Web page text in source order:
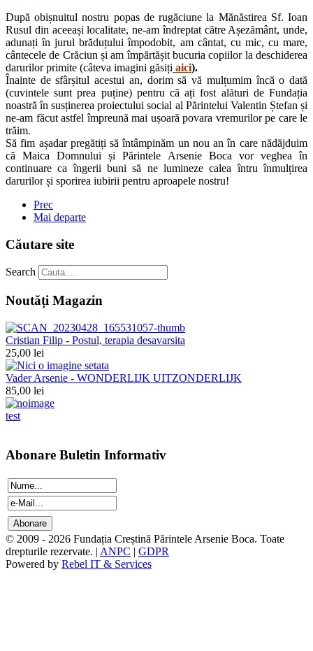
După obișnuitul nostru popas de rugăciune la Mănăstirea Sf. Ioan
Rusul din aceeași localitate, ne-am îndreptat către Așezământ, unde,
adunați în jurul brăduțului împodobit, am cântat, cu mic, cu mare,
cântecele de Crăciun și am împărtășit bucuria copiilor la deschiderea
darurilor primite (câteva imagini găsiți aici).
Înainte de sfârșitul acestui an, dorim să vă mulțumim încă o dată
(cuvintele sunt prea puține) pentru că ați fost alături de Fundația
noastră în susținerea proiectului social al Părintelui Valentin Ștefan și
ne-am făcut astfel împreună mai ușoară povara vremurilor pe care le
trăim.
Să fim așadar pregătiți să întâmpinăm un nou an în care nădăjduim
că Maica Domnului și Părintele Arsenie Boca vor veghea în
continuare ca îngerii buni să ne lumineze calea întru înmulțirea
darurilor și sporirea iubirii pentru aproapele nostru!
Prec
Mai departe
Căutare site
Search
Noutăți Magazin
Cristian Filip - Postul, terapia desavarsita
25,00 lei
Vader Arsenie - WONDERLIJK UITZONDERLIJK
85,00 lei
test
Abonare Buletin Informativ
© 2009 - 2026 Fundația Creștină Părintele Arsenie Boca. Toate
drepturile rezervate. | ANPC | GDPR
Powered by Rebel IT & Services